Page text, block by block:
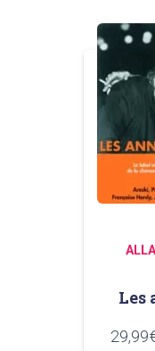
Les
29,99